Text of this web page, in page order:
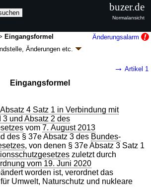
Eingangsformel
Änderungsalarm
Änderungen etc.
im Zuständigkeitsbereich
für Umwelt,
)
S. 2334(Nr. 40); Geltung ab 01.10.2021
3 Vorschriften zitiert
→ Artikel 1
Eingangsformel
4 Satz 1 in Verbindung mit
3 und Absatz 2 des
vom7. August 2013
des § 37e Absatz 3 des Bundes-
, von denen § 37e Absatz 3 Satz 1
zuletzt durch
vom 19. Juni 2020
worden ist, verordnet das
Umwelt, Naturschutz und nukleare
buzer.de
Normalansicht